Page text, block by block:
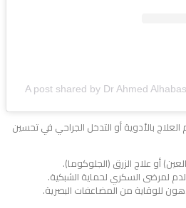
A post shared by Dr Ahmed
بالأدوية أو التدخل الجراحي في تحسين
أو علاج الزرق (الجلوكوما).
لمرضى السكري لحماية الشبكية.
للوقاية من المضاعفات البصرية.